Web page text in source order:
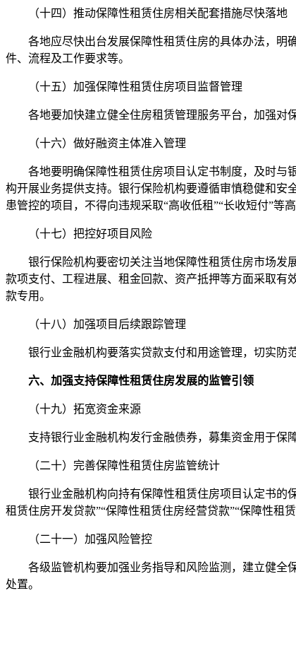
（十四）推动保障性租赁住房相关配套措施尽快落地
各地应尽快出台发展保障性租赁住房的具体办法，明确
件、流程及工作要求等。
（十五）加强保障性租赁住房项目监督管理
各地要加快建立健全住房租赁管理服务平台，加强对保
（十六）做好融资主体准入管理
各地要明确保障性租赁住房项目认定书制度，及时与银
构开展业务提供支持。银行保险机构要遵循审慎稳健和
患管控的项目，不得向违规采取“高收低租”“长收短付”等
（十七）把控好项目风险
银行保险机构要密切关注当地保障性租赁住房市场发展
款项支付、工程进展、租金回款、资产抵押等方面采取
款专用。
（十八）加强项目后续跟踪管理
银行业金融机构要落实贷款支付和用途管理，切实防范
六、加强支持保障性租赁住房发展的监管引领
（十九）拓宽资金来源
支持银行业金融机构发行金融债券，募集资金用于保障
（二十）完善保障性租赁住房监管统计
银行业金融机构向持有保障性租赁住房项目认定书的保
租赁住房开发贷款”“保障性租赁住房经营贷款”“保障性租
（二十一）加强风险管控
各级监管机构要加强业务指导和风险监测，建立健全保
处置。